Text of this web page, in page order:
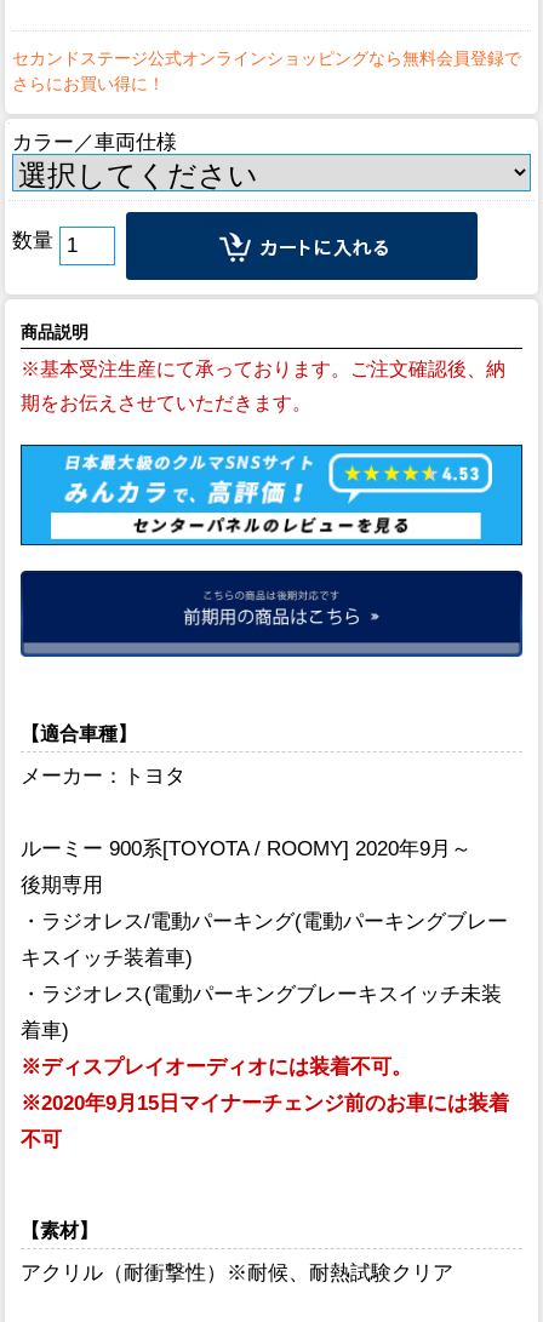
カラー／車両仕様
数量
商品説明
※基本受注生産にて承っております。ご注文確認後、納
期をお伝えさせていただきます。
【適合車種】
メーカー：トヨタ
ルーミー 900系[TOYOTA / ROOMY] 2020年9月～
後期専用
・ラジオレス/電動パーキング(電動パーキングブレー
キスイッチ装着車)
・ラジオレス(電動パーキングブレーキスイッチ未装
着車)
※ディスプレイオーディオには装着不可。
※2020年9月15日マイナーチェンジ前のお車には装着
不可
【素材】
アクリル（耐衝撃性）※耐候、耐熱試験クリア